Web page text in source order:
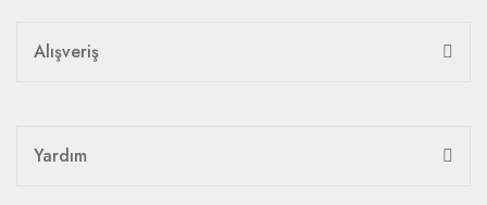
Alışveriş
Yardım